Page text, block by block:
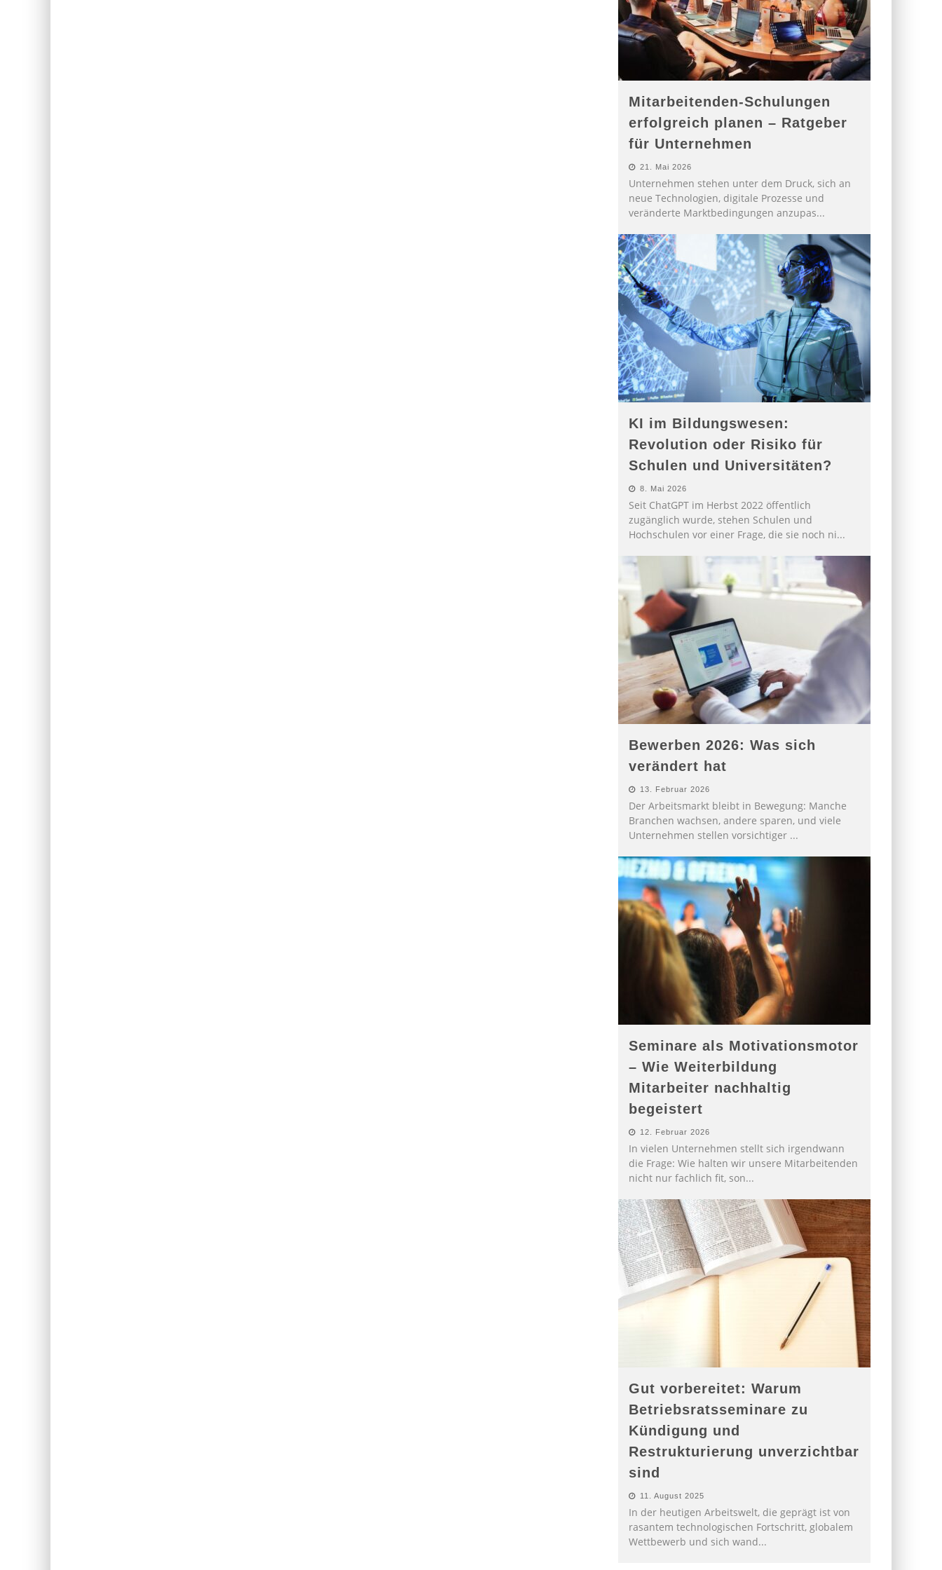
Mitarbeitenden-Schulungen
erfolgreich planen – Ratgeber
für Unternehmen
21. Mai 2026
Unternehmen stehen unter dem Druck, sich an
neue Technologien, digitale Prozesse und
veränderte Marktbedingungen anzupas...
KI im Bildungswesen:
Revolution oder Risiko für
Schulen und Universitäten?
8. Mai 2026
Seit ChatGPT im Herbst 2022 öffentlich
zugänglich wurde, stehen Schulen und
Hochschulen vor einer Frage, die sie noch ni...
Bewerben 2026: Was sich
verändert hat
13. Februar 2026
Der Arbeitsmarkt bleibt in Bewegung: Manche
Branchen wachsen, andere sparen, und viele
Unternehmen stellen vorsichtiger ...
Seminare als Motivationsmotor
– Wie Weiterbildung
Mitarbeiter nachhaltig
begeistert
12. Februar 2026
In vielen Unternehmen stellt sich irgendwann
die Frage: Wie halten wir unsere Mitarbeitenden
nicht nur fachlich fit, son...
Gut vorbereitet: Warum
Betriebsratsseminare zu
Kündigung und
Restrukturierung unverzichtbar
sind
11. August 2025
In der heutigen Arbeitswelt, die geprägt ist von
rasantem technologischen Fortschritt, globalem
Wettbewerb und sich wand...